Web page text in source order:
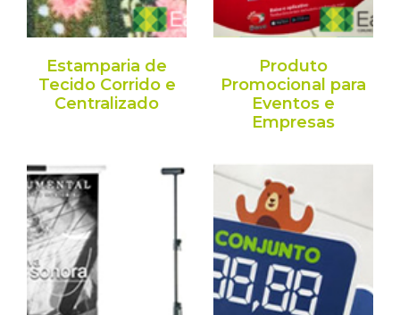
Estamparia de
Tecido Corrido e
Centralizado
Produto
Promocional para
Eventos e
Empresas